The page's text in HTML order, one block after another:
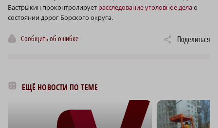
Бастрыкин проконтролирует расследование уголовное делао
состоянии дорог Борского округа.
Сообщить об ошибке Поделиться
ЕЩЁ НОВОСТИ ПО ТЕМЕ